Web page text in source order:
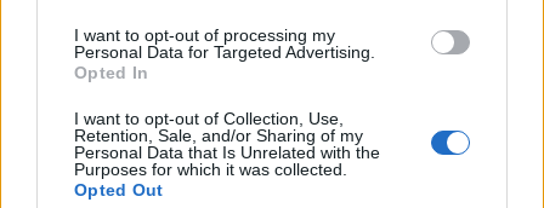
I want to opt-out of processing my
Personal Data for Targeted Advertising.
Opted In
I want to opt-out of Collection, Use,
Retention, Sale, and/or Sharing of my
Personal Data that Is Unrelated with the
Purposes for which it was collected.
Opted Out